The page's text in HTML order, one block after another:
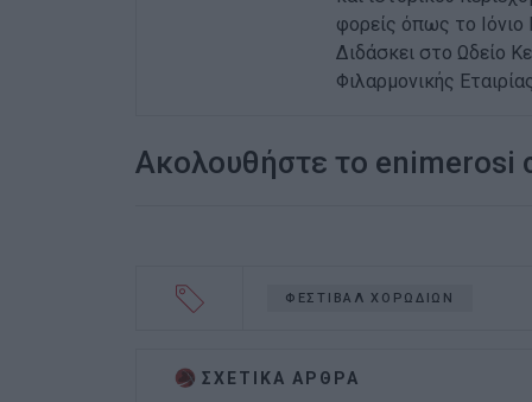
φορείς όπως το
Διδάσκει στο Ωδείο
Φιλαρμονικής
Ακολουθήστε το enimerosi
ΦΕΣΤΙΒΑΛ ΧΟΡΩΔΙΩΝ
ΣΧΕΤΙΚA AΡΘΡΑ